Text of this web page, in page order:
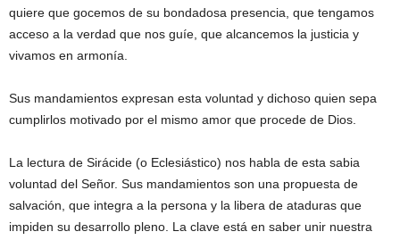
quiere que gocemos de su bondadosa presencia, que tengamos
acceso a la verdad que nos guíe, que alcancemos la justicia y
vivamos en armonía.
Sus mandamientos expresan esta voluntad y dichoso quien sepa
cumplirlos motivado por el mismo amor que procede de Dios.
La lectura de Sirácide (o Eclesiástico) nos habla de esta sabia
voluntad del Señor. Sus mandamientos son una propuesta de
salvación, que integra a la persona y la libera de ataduras que
impiden su desarrollo pleno. La clave está en saber unir nuestra